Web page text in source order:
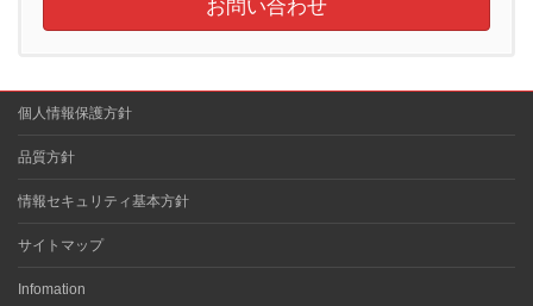
お問い合わせ
個人情報保護方針
品質方針
情報セキュリティ基本方針
サイトマップ
Infomation